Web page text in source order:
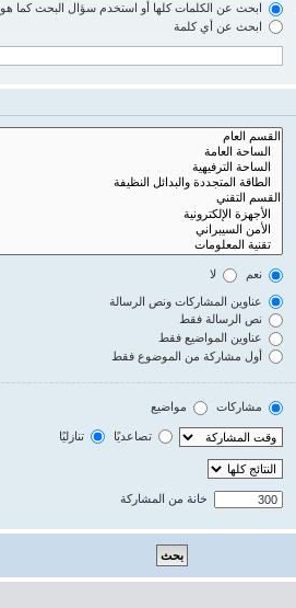
ابحث عن الكلمات كلها أو استخدم سؤال البحث كما هو
ابحث عن أي كلمة
نعم لا
عناوين المشاركات ونص الرسالة
نص الرسالة فقط
عناوين المواضيع فقط
أول مشاركة من الموضوع فقط
مشاركات مواضيع
تصاعديًا تنازليًا
خانة من المشاركة